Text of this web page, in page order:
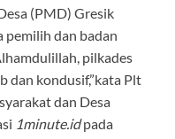
(PMD) Gresik
pemilih dan badan
pilkades
dan kondusif,”kata Plt
dan Desa
1minute.idpada